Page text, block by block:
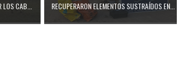
CAB... RECUPERARON ELEMENTOS SUSTRAÍDOS EN...